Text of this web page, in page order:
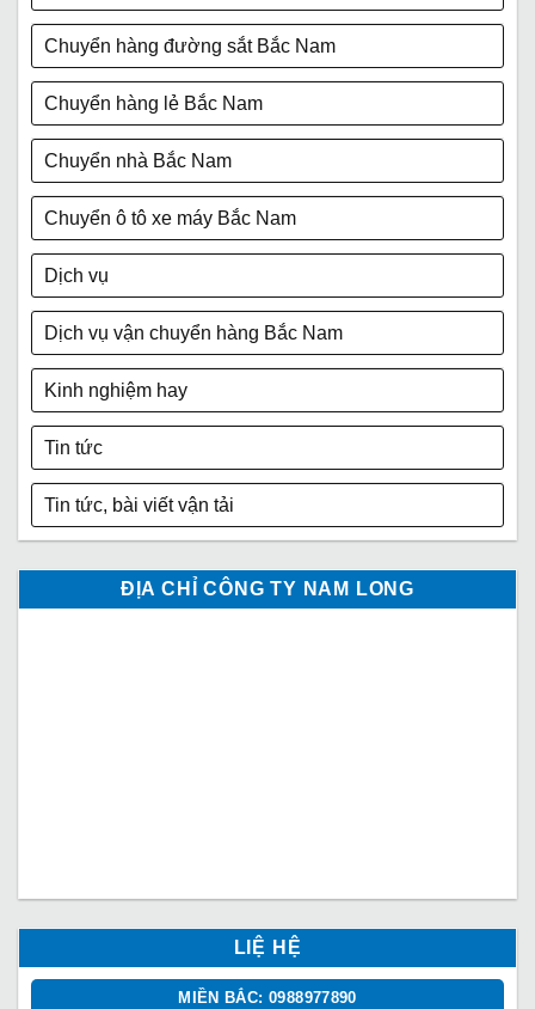
Chuyển hàng đường sắt Bắc Nam
Chuyển hàng lẻ Bắc Nam
Chuyển nhà Bắc Nam
Chuyển ô tô xe máy Bắc Nam
Dịch vụ
Dịch vụ vận chuyển hàng Bắc Nam
Kinh nghiệm hay
Tin tức
Tin tức, bài viết vận tải
ĐỊA CHỈ CÔNG TY NAM LONG
LIỆ HỆ
MIỀN BẮC: 0988977890